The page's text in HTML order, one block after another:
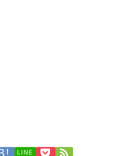
LINE